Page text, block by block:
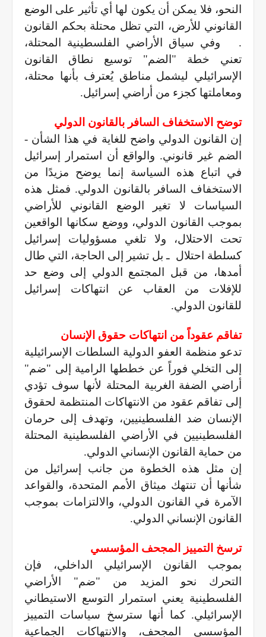
النحو، فلا يمكن أن يكون لها أي تأثير على الوضع
القانوني للأرض، التي تظل محتلة بحكم القانون
.
وفي سياق الأراضي الفلسطينية المحتلة،
تعني خطة "الضم" توسيع نطاق القانون
الإسرائيلي ليشمل مناطق يُعترف بأنها محتلة،
ومعاملتها كجزء من أراضي إسرائيل.
توضح الاستخفاف السافر بالقانون الدولي
إن القانون الدولي واضح للغاية في هذا الشأن -
الضم غير قانوني. والواقع أن استمرار إسرائيل
في اتباع هذه السياسة إنما يوضح مزيدًا من
الاستخفاف السافر بالقانون الدولي. فمثل هذه
السياسات لا تغير الوضع القانوني للأراضي
بموجب القانون الدولي، ووضع سكانها الواقعين
تحت الاحتلال، ولا تلغي مسؤوليات إسرائيل
كسلطة احتلال ـ بل تشير إلى الحاجة، التي طال
أمدها، من قبل المجتمع الدولي إلى وضع حد
للإفلات من العقاب عن انتهاكات إسرائيل
للقانون الدولي.
تفاقم عقوداً من انتهاكات حقوق الإنسان
تدعو منظمة العفو الدولية السلطات الإسرائيلية
إلى التخلي فوراً عن خططها الرامية إلى "ضم"
أراضي الضفة الغربية المحتلة لأنها سوف تؤدي
إلى تفاقم عقود من الانتهاكات المنتظمة لحقوق
الإنسان ضد الفلسطينيين، وتهدف إلى حرمان
الفلسطينيين في الأراضي الفلسطينية المحتلة
من حماية القانون الإنساني الدولي.
إن مثل هذه الخطوة من جانب إسرائيل من
شأنها أن تنتهك ميثاق الأمم المتحدة، والقواعد
الآمرة في القانون الدولي، والالتزامات بموجب
القانون الإنساني الدولي.
ترسخ التمييز المجحف المؤسسي
بموجب القانون الإسرائيلي الداخلي، فإن
التحرك نحو المزيد من "ضم" الأراضي
الفلسطينية يعني استمرار التوسع الاستيطاني
الإسرائيلي. كما أنها سترسخ سياسات التمييز
المؤسسي المجحف، والانتهاكات الجماعية